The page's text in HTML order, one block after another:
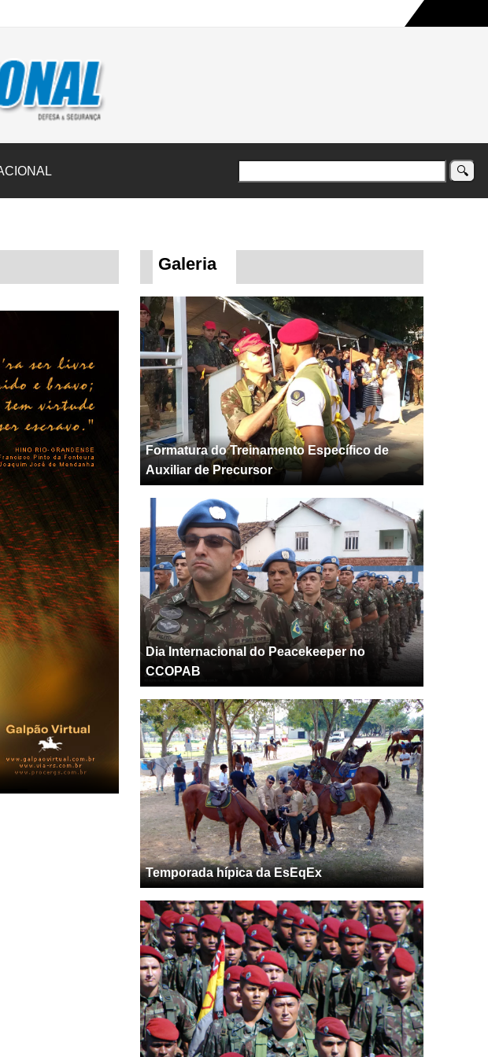
ao Rio Grande do Sul na maior campanha humanitária já registrada no país
Galeria
Formatura do Treinamento Específico de
Auxiliar de Precursor
Dia Internacional do Peacekeeper no
CCOPAB
Temporada hípica da EsEqEx